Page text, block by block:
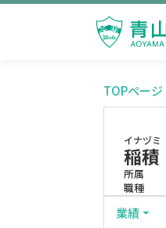
TOPページ
イナヅ
稲
所属
職種
業績